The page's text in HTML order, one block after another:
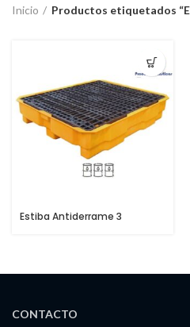
Inicio Productos etiquetados
Estiba Antiderrame 3
CONTACTO